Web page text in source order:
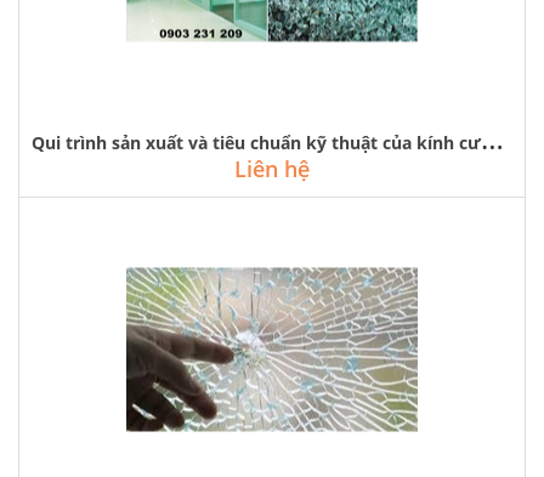
Q
ui trình sản xuất và tiêu chuẩn kỹ thuật của kính cường lực
Liên hệ